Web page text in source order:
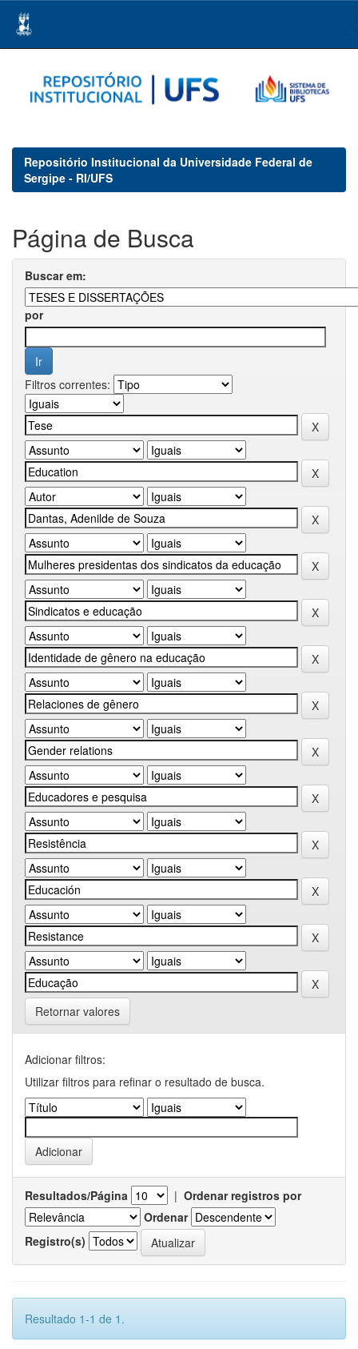
navigation
Repositório Institucional da Universidade Federal de
Sergipe - RI/UFS
Página de Busca
Buscar em:
por
Filtros correntes:
Retornar valores
Adicionar filtros:
Utilizar filtros para refinar o resultado de busca.
Resultados/Página | Ordenar registros por
Ordenar
Registro(s)
Resultado 1-1 de 1.